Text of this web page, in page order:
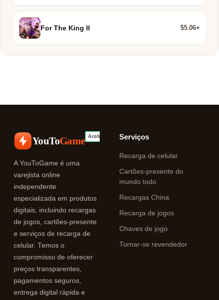
For The King II $5.06+
YouToGame
A YouToGame é uma
varejista online
independente
especializada em produtos
digitais, incluindo recargas
de jogos, cartões-presente
e serviços de recarga de
celular. Temos o
compromisso de oferecer
preços transparentes,
pagamentos seguros,
entrega digital rápida e
Serviços
Recarga de celular
Cartões-presente do
mundo todo
Recargas China
Recarga de jogos
Chaves de jogo
Tornar-se revendedor